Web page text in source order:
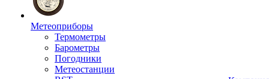
Метеоприборы
Термометры
Барометры
Погодники
Метеостанции